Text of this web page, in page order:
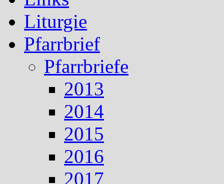
Liturgie
Pfarrbrief
Pfarrbriefe
2013
2014
2015
2016
2017